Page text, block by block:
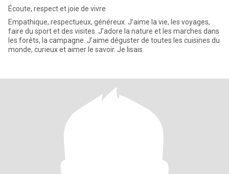
Écoute, respect et joie de vivre
Empathique, respectueux, généreux. J’aime la vie, les voyages,
faire du sport et des visites. J’adore la nature et les marches dans
les forêts, la campagne. J’aime déguster de toutes les cuisines du
monde, curieux et aimer le savoir. Je lisais.